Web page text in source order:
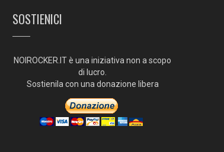
SOSTIENICI
NOIROCKER.IT è una iniziativa non a scopo
di lucro.
Sostienila con una donazione libera